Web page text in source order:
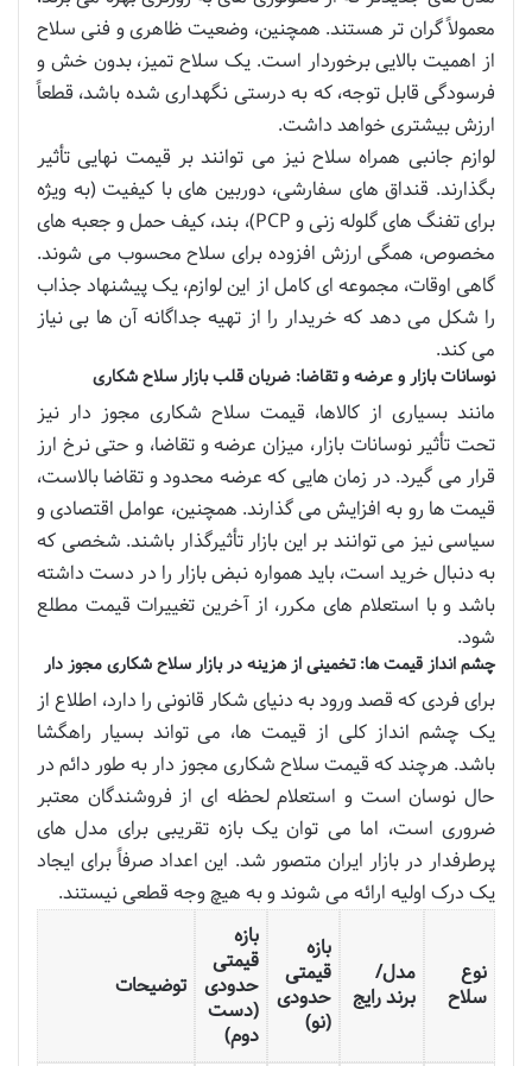
معمولاً گران تر هستند. همچنین، وضعیت ظاهری و فنی سلاح
از اهمیت بالایی برخوردار است. یک سلاح تمیز، بدون خش و
فرسودگی قابل توجه، که به درستی نگهداری شده باشد، قطعاً
ارزش بیشتری خواهد داشت.
لوازم جانبی همراه سلاح نیز می توانند بر قیمت نهایی تأثیر
بگذارند. قنداق های سفارشی، دوربین های با کیفیت (به ویژه
برای تفنگ های گلوله زنی و PCP)، بند، کیف حمل و جعبه های
مخصوص، همگی ارزش افزوده برای سلاح محسوب می شوند.
گاهی اوقات، مجموعه ای کامل از این لوازم، یک پیشنهاد جذاب
را شکل می دهد که خریدار را از تهیه جداگانه آن ها بی نیاز
می کند.
نوسانات بازار و عرضه و تقاضا: ضربان قلب بازار سلاح شکاری
مانند بسیاری از کالاها، قیمت سلاح شکاری مجوز دار نیز
تحت تأثیر نوسانات بازار، میزان عرضه و تقاضا، و حتی نرخ ارز
قرار می گیرد. در زمان هایی که عرضه محدود و تقاضا بالاست،
قیمت ها رو به افزایش می گذارند. همچنین، عوامل اقتصادی و
سیاسی نیز می توانند بر این بازار تأثیرگذار باشند. شخصی که
به دنبال خرید است، باید همواره نبض بازار را در دست داشته
باشد و با استعلام های مکرر، از آخرین تغییرات قیمت مطلع
شود.
چشم انداز قیمت ها: تخمینی از هزینه در بازار سلاح شکاری مجوز دار
برای فردی که قصد ورود به دنیای شکار قانونی را دارد، اطلاع از
یک چشم انداز کلی از قیمت ها، می تواند بسیار راهگشا
باشد. هرچند که قیمت سلاح شکاری مجوز دار به طور دائم در
حال نوسان است و استعلام لحظه ای از فروشندگان معتبر
ضروری است، اما می توان یک بازه تقریبی برای مدل های
پرطرفدار در بازار ایران متصور شد. این اعداد صرفاً برای ایجاد
یک درک اولیه ارائه می شوند و به هیچ وجه قطعی نیستند.
نوع
سلاح
مدل/
برند رایج
بازه
قیمتی
حدودی
(نو)
بازه
قیمتی
حدودی
(دست
دوم)
توضیحات